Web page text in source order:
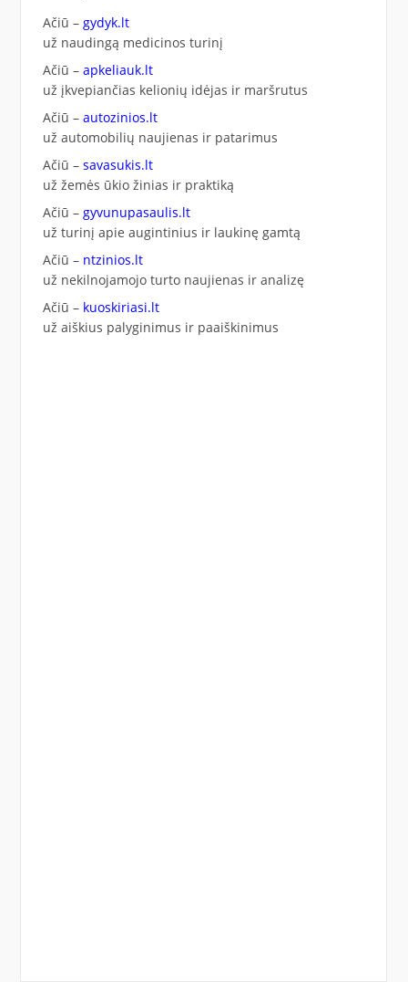
Ačiū – gydyk.lt
už naudingą medicinos turinį
Ačiū – apkeliauk.lt
už įkvepiančias kelionių idėjas ir maršrutus
Ačiū – autozinios.lt
už automobilių naujienas ir patarimus
Ačiū – savasukis.lt
už žemės ūkio žinias ir praktiką
Ačiū – gyvunupasaulis.lt
už turinį apie augintinius ir laukinę gamtą
Ačiū – ntzinios.lt
už nekilnojamojo turto naujienas ir analizę
Ačiū – kuoskiriasi.lt
už aiškius palyginimus ir paaiškinimus